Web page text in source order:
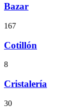
Bazar
167
Cotillón
8
Cristalería
30